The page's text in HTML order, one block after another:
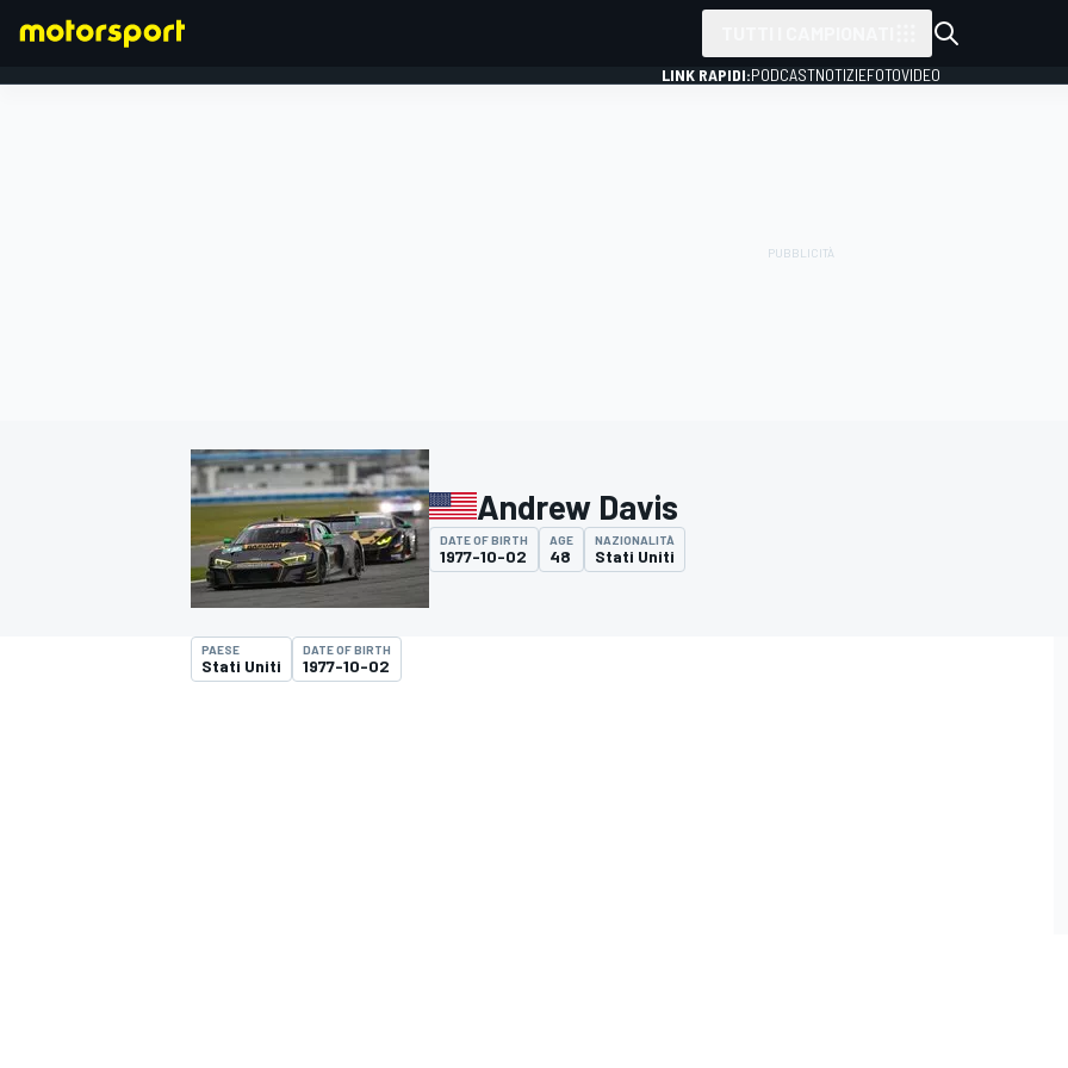
MOTOGP WEC
LINK RAPIDI:PODCASTNOTIZIEFOTOVIDEO
Andrew Davis
DATE OF BIRTH
1977-10-02
AGE
48
NAZIONALITÀ
Stati Uniti
PAESE
Stati Uniti
DATE OF BIRTH
1977-10-02